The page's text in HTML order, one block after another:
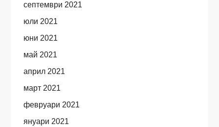
септември 2021
юли 2021
юни 2021
май 2021
април 2021
март 2021
февруари 2021
януари 2021